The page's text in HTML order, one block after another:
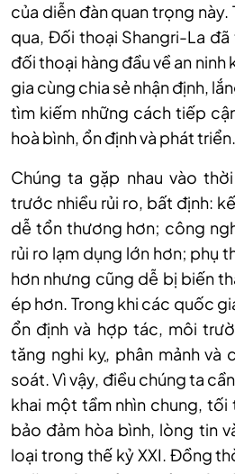
của diễn đàn quan trọng này.
qua, Đối thoại Shangri-La
đối thoại hàng đầu về an
gia cùng chia sẻ nhận định,
tìm kiếm những cách tiếp
hoà bình, ổn định và phát triển.
Chúng ta gặp nhau vào
trước nhiều rủi ro, bất định:
dễ tổn thương hơn; công
rủi ro lạm dụng lớn hơn; phụ
hơn nhưng cũng dễ bị biến
ép hơn. Trong khi các quốc
ổn định và hợp tác, môi
tăng nghi kỵ, phân mảnh và
soát. Vì vậy, điều chúng ta
khai một tầm nhìn chung, tối
bảo đảm hòa bình, lòng tin
loại trong thế kỷ XXI. Đồng